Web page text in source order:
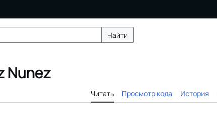
Найти
Nunez
Читать Просмотр кода История